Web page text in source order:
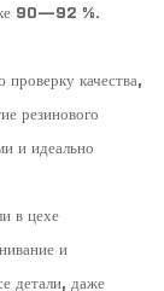
90—92 %.
проверку качества,
резинового
и идеально
в цехе
и
детали, даже